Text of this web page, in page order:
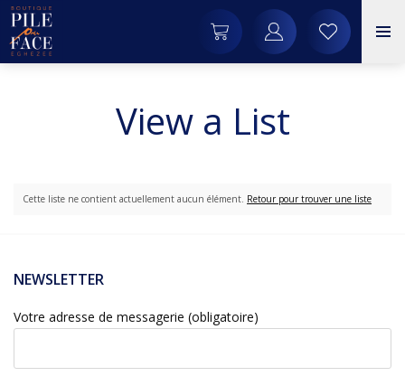
View a List
Cette liste ne contient actuellement aucun élément. Retour pour trouver une liste
NEWSLETTER
Votre adresse de messagerie (obligatoire)